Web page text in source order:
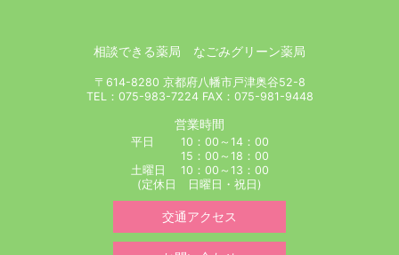
相談できる薬局 なごみグリーン薬局
〒614-8280 京都府八幡市戸津奥谷52-8
TEL：075-983-7224 FAX：075-981-9448
営業時間
平日 10：00～14：00
15：00～18：00
土曜日 10：00～13：00
(定休日 日曜日・祝日)
交通アクセス